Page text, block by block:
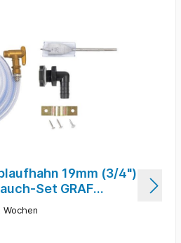
19mm (3/4")
Set GRAF